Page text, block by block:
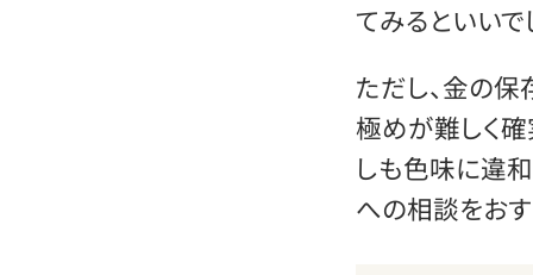
てみるといいで
ただし、金の
極めが難しく
しも色味に違
への相談をおす